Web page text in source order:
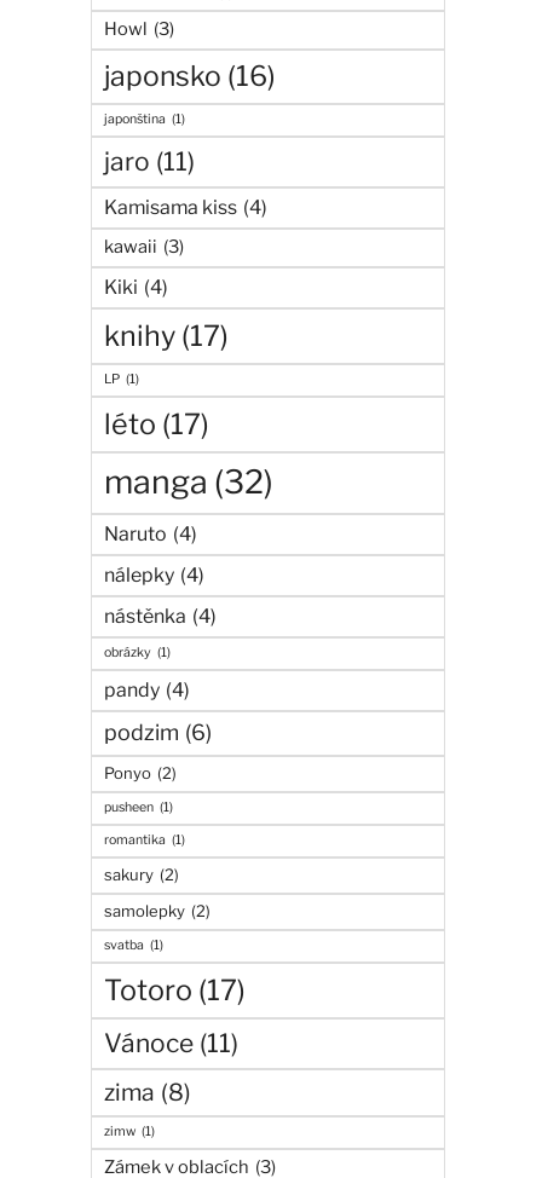
Howl (3)
japonsko (16)
japonština (1)
jaro (11)
Kamisama kiss (4)
kawaii (3)
Kiki (4)
knihy (17)
LP (1)
léto (17)
manga (32)
Naruto (4)
nálepky (4)
nástěnka (4)
obrázky (1)
pandy (4)
podzim (6)
Ponyo (2)
pusheen (1)
romantika (1)
sakury (2)
samolepky (2)
svatba (1)
Totoro (17)
Vánoce (11)
zima (8)
zimw (1)
Zámek v oblacích (3)